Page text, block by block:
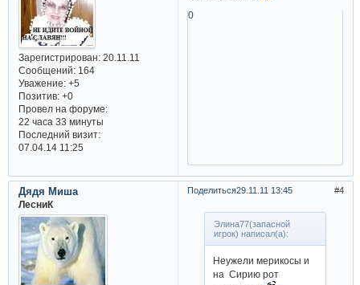
Зарегистрирован: 20.11.11
Сообщений:164
Уважение: +5
Позитив: +0
Провел на форуме:
22 часа 33 минуты
Последний визит:
07.04.14 11:25
0
Поделиться 4
29.11.11 13:45
Дядя Миша
ЛесниК
Элина77(запасной
игрок) написал(а):
Неужели мерикосы и
на Сирию рот